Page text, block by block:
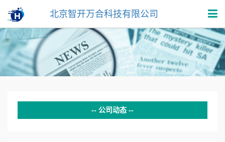
北京智开万合科技有限公司
公司动态